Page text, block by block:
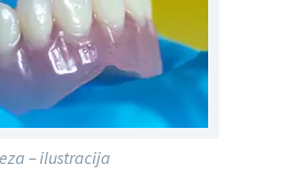
– ilustracija